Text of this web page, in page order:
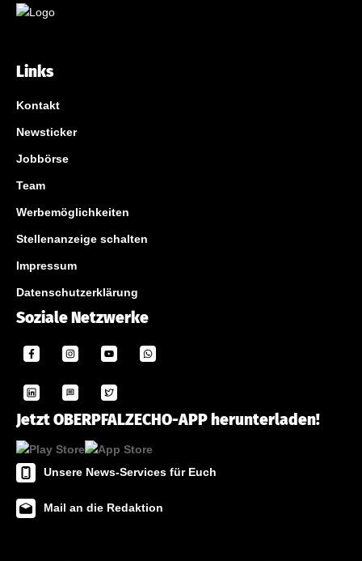
Links
Kontakt
Newsticker
Jobbörse
Team
Werbemöglichkeiten
Stellenanzeige schalten
Impressum
Datenschutzerklärung
Soziale Netzwerke
Jetzt OBERPFALZECHO-APP herunterladen!
Unsere News-Services für Euch
Mail an die Redaktion